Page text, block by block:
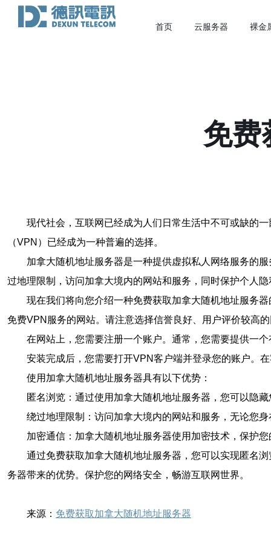
首页 云服务器 裸金
免费
现代社会，互联网已经成为人们日常生活中不可或缺的
（VPN）已经成为一种普遍的选择。
加拿大随机地址服务器是一种提供虚拟私人网络服务的
过地理限制，访问加拿大境内的网站和服务，同时保护个人隐
现在我们将向您介绍一种免费获取加拿大随机地址服务
免费VPN服务的网站。请注意选择信誉良好、用户评价较高
在网站上，您需要注册一个账户。通常，您需要提供一
安装完成后，您需要打开VPN客户端并登录您的账户。
使用加拿大随机地址服务器具有以下优势：
匿名浏览：通过使用加拿大随机地址服务器，您可以隐
绕过地理限制：访问加拿大境内的网站和服务，无论您身
加密通信：加拿大随机地址服务器使用加密技术，保护
通过免费获取加拿大随机地址服务器，您可以实现匿名
务器带来的优势。保护您的网络安全，畅游互联网世界。
来源： 免费获取加拿大随机地址服务器